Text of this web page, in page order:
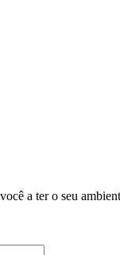
a ter o seu